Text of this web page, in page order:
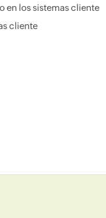
en los sistemas cliente
cliente